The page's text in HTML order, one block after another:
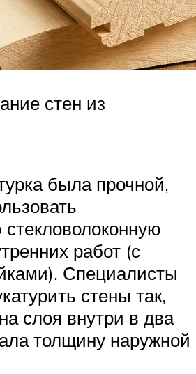
стен из
была прочной,
работ (с
Специалисты
стены так,
слоя внутри в два
толщину наружной